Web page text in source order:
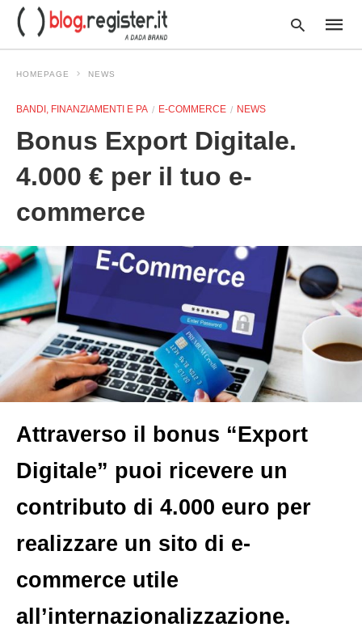
HOMEPAGE NEWS
BANDI, FINANZIAMENTI E PA E-COMMERCE NEWS
Bonus Export Digitale.
4.000 € per il tuo e-
commerce
Attraverso il bonus “Export
Digitale” puoi ricevere un
contributo di 4.000 euro per
realizzare un sito di e-
commerce utile
all’internazionalizzazione.